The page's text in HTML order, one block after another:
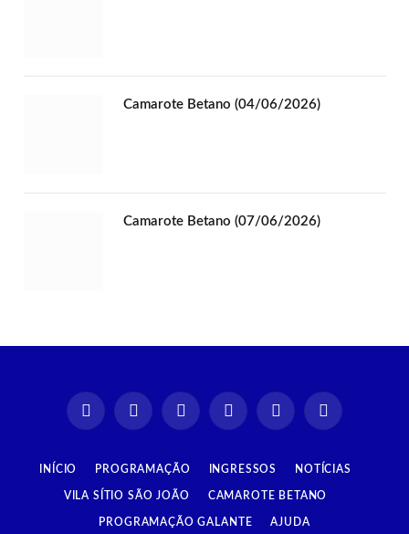
Camarote Betano (04/06/2026)
Camarote Betano (07/06/2026)
InstagramFacebookTikTok
X
YouTube Spotify
INÍCIO PROGRAMAÇÃO INGRESSOS NOTÍCIAS
VILA SÍTIO SÃO JOÃO CAMAROTE BETANO
PROGRAMAÇÃO GALANTE AJUDA